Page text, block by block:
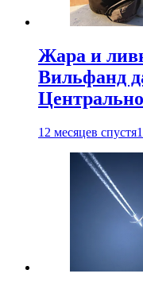
Жара и
Вильфанд
12 месяцев спустя